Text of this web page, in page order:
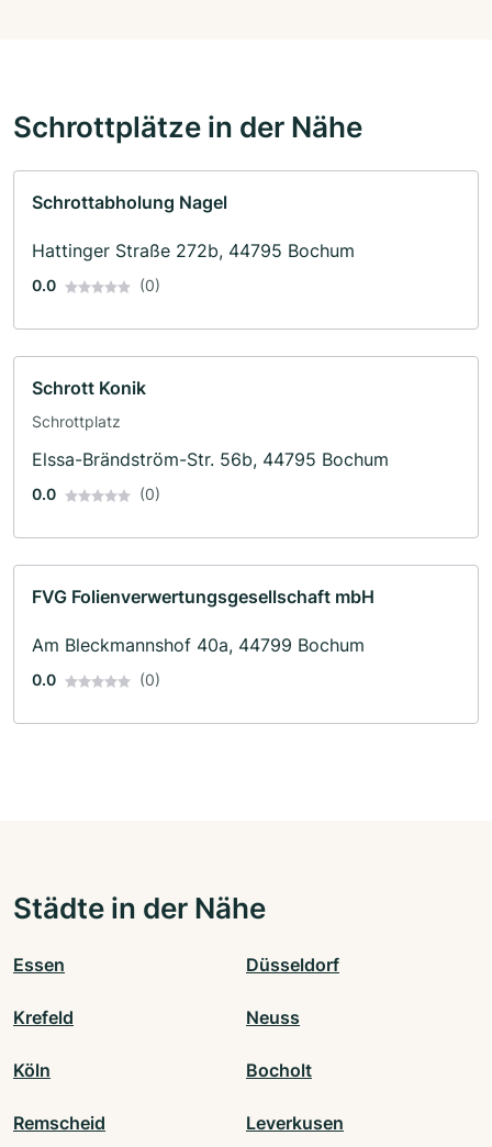
Schrottplätze in der Nähe
Schrottabholung Nagel
Hattinger Straße 272b, 44795 Bochum
0.0 (0)
Schrott Konik
Schrottplatz
Elssa-Brändström-Str. 56b, 44795 Bochum
0.0 (0)
FVG Folienverwertungsgesellschaft mbH
Am Bleckmannshof 40a, 44799 Bochum
0.0 (0)
Städte in der Nähe
Essen Düsseldorf
Krefeld Neuss
Köln Bocholt
Remscheid Leverkusen